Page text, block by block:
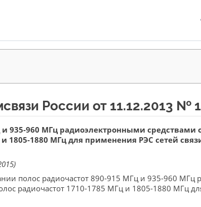
России от 11.12.2013 №
935-960 МГц радиоэлектронными средствами
1880 МГц для применения РЭС сетей
полос радиочастот 890-915 МГц и 935-960 МГц
радиочастот 1710-1785 МГц и 1805-1880 МГц